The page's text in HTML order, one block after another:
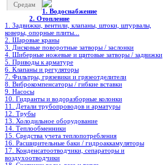
Средам
1. Водоснабжение
2. Отопление
1. Задвижки, вентили, клапаны, штоки, штурвалы,
коверы, опорные плиты...
2. Шаровые краны
3. Дисковые поворотные затворы / заслонки
4. Шиберные ножевые и щитовые затворы / задвижки
5. Приводы к арматуре
6. Клапаны и регуляторы
7. Фильтры, грязевики и грязеотделители
8. Виброкомпенсаторы / гибкие вставки
9. Насосы
10. Гидранты и водоразборные колонки
11. Детали трубопроводов и арматуры
12. Трубы
13. Холодильное oборудование
14. Теплообменники
15. Средства учета теплопотребления
16. Расширительные баки / гидроаккамуляторы
17. Конденсатоотводчики, сепараторы и
воздухоотводчики